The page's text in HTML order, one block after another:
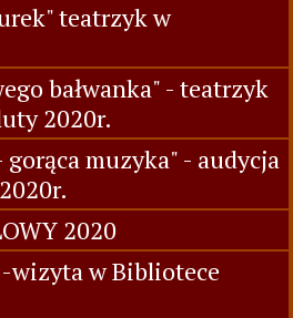
teatrzyk w
bałwanka" - teatrzyk
2020r.
muzyka" - audycja
2020
wizyta w Bibliotece